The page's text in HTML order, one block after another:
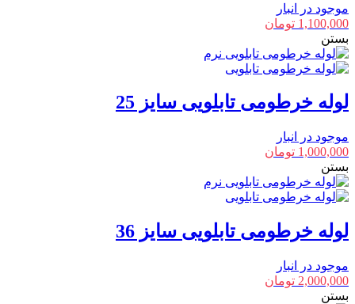
موجود در انبار
1,100,000 تومان
بستن
لوله خرطومی تابلویی سایز 25
موجود در انبار
1,000,000 تومان
بستن
لوله خرطومی تابلویی سایز 36
موجود در انبار
2,000,000 تومان
بستن